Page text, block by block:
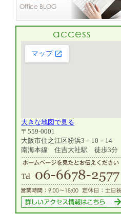
大きな地図で見る
〒559-0001
大阪市住之江区粉浜3－10－14
南海本線 住吉大社駅 徒歩3分